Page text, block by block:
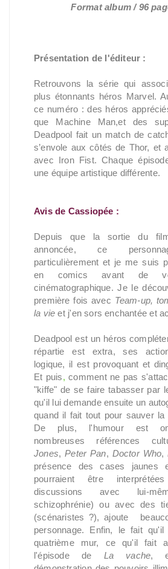
Format album / 96
Présentation de l'éditeur :
Retrouvons la série qui
plus étonnants héros Marvel.
ce numéro : des héros
que Machine Man,et des
Deadpool fait un match de
s’envole aux côtés de Thor, et
avec Iron Fist. Chaque
une équipe artistique différente.
Avis de Cassiopée :
Depuis que la sortie du
annoncée, ce
particulièrement et je me suis
en comics avant de
cinématographique. Je le
première fois avec Team-up,
la vie et j'en sors enchantée et
Deadpool est un héros
répartie est extra, ses
logique, il est provoquant et
Et puis, comment ne pas
"kiffe" de se faire tabasser par
qu'il lui demande ensuite un
quand il fait tout pour sauver la
De plus, l'humour est
nombreuses références
Jones,Peter Pan, Doctor Who,
présence des cases jaunes
pourraient être
discussions avec lui-
schizophrénie) ou avec des
(scénaristes ?), ajoute
personnage. Enfin, le fait
quatrième mur, ce qu'il fait
l'épisode de La vache,